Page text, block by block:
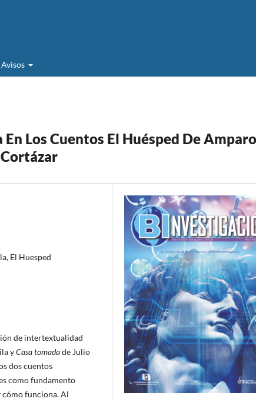
Avisos
Los Cuentos El Huésped De Amparo
El Huesped
de intertextualidad
yCasa tomadade Julio
dos cuentos
como fundamento
funciona. Al